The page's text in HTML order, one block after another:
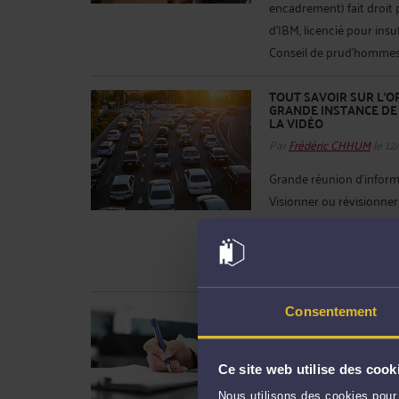
Consentement
Ce site web utilise des
Nous utilisons des cookies
encadrement) fait droit
d’IBM, licencié pour
Conseil de
TOUT SAVOIR SUR
GRANDE INSTANCE
LA VIDÉO
Par Frédéric CHHUMle
Grande réunion
Visionner ou
AVOCATS : MODÈLE
ParFrédéric CHHUMle
L'article 14.2 du RIN